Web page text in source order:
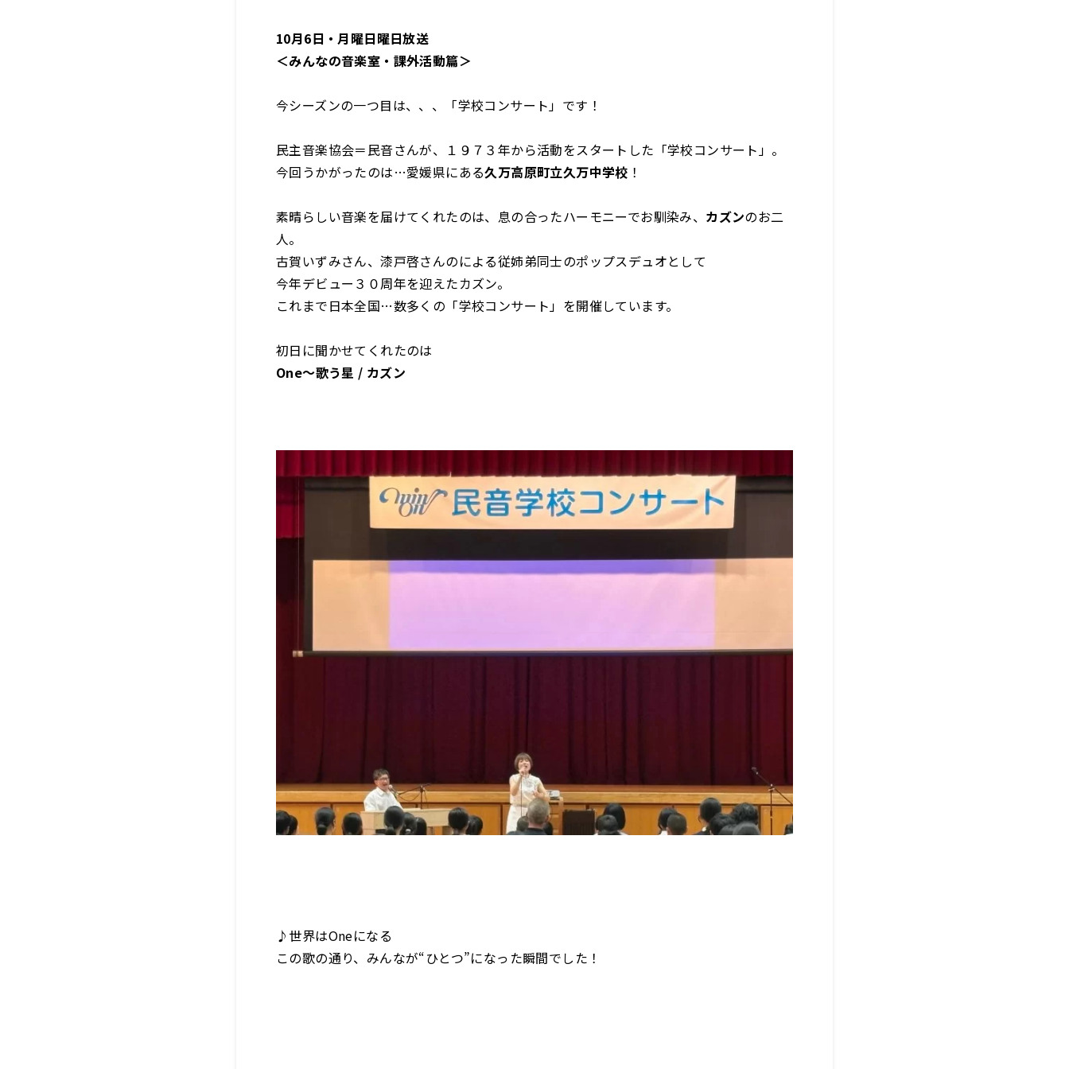
10月6日・月曜日曜日放送
＜みんなの音楽室・課外活動篇＞
今シーズンの一つ目は、、、「学校コンサート」です！
民主音楽協会＝民音さんが、１９７３年から活動をスタートした「学校コンサート」。
今回うかがったのは…愛媛県にある久万高原町立久万中学校 ！
素晴らしい音楽を届けてくれたのは、息の合ったハーモニーでお馴染み、 カズンのお二
人。
古賀いずみさん、漆戸啓さんのによる従姉弟同士のポップスデュオとして
今年デビュー３０周年を迎えたカズン。
これまで日本全国…数多くの「学校コンサート」を開催しています。
初日に聞かせてくれたのは
One～歌う星 / カズン
♪世界はOneになる
この歌の通り、みんなが“ひとつ”になった瞬間でした！